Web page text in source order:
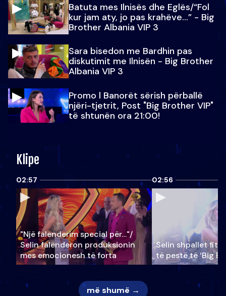
Batuta mes Ilnisës dhe Eglës/“Fol
kur jam aty, jo pas krahëve…” - Big
Brother Albania VIP 3
Sara bisedon me Bardhin pas
diskutimit me Ilnisën - Big Brother
Albania VIP 3
Promo l Banorët sërish përballë
njëri-tjetrit, Post "Big Brother VIP"
të shtunën ora 21:00!
Klipe
02:57
"Një falenderim special për…"/
Selin falënderon produksionin
mes emocionesh të forta
02:56
Selin shpallet
të pestë të ‘Big
më shumë →